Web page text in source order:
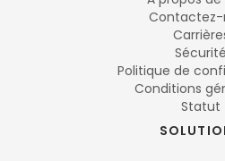
Contactez-
Sécurité
Politique de
Conditions
Statut